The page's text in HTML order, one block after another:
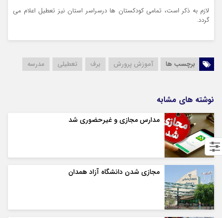
لازم به ذکر است، تمامی کودکستان ها درسراسر استان نیز تعطیل اعلام می
گردد.
برچسب ها آموزش پرورش برف تعطیلی مدرسه
نوشته های مشابه
مدارس مجازی و غیرحضوری شد
مجازی شدن دانشگاه آزاد همدان